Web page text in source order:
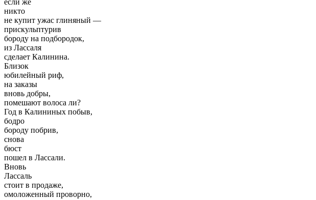
если же
никто
не купит ужас глиняный —
прискульптурив
бороду на подбородок,
из Лассаля
сделает Калинина.
Близок
юбилейный риф,
на заказы
вновь добры,
помешают волоса ли?
Год в Калининых побыв,
бодро
бороду побрив,
снова
бюст
пошел в Лассали.
Вновь
Лассаль
стоит в продаже,
омоложенный проворно,